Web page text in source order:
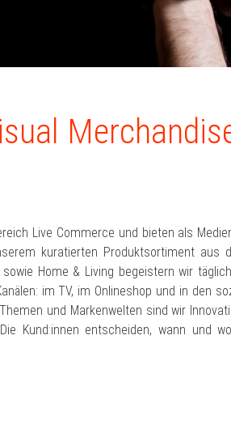
Live Commerce und bieten als
kuratierten Produktsortiment aus
Home & Living begeistern wir
im TV, im Onlineshop und in den
und Markenwelten sind wir
Kund:innen entscheiden, wann und